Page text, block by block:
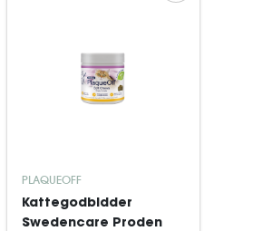
PLAQUEOFF
Kattegodbidder
Swedencare Proden